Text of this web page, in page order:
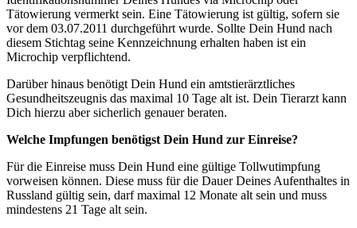
Tätowierung vermerkt sein. Eine Tätowierung ist gültig, sofern sie
vor dem 03.07.2011 durchgeführt wurde. Sollte Dein Hund nach
diesem Stichtag seine Kennzeichnung erhalten haben ist ein
Microchip verpflichtend.
Darüber hinaus benötigt Dein Hund ein amtstierärztliches
Gesundheitszeugnis das maximal 10 Tage alt ist. Dein Tierarzt kann
Dich hierzu aber sicherlich genauer beraten.
Welche Impfungen benötigst Dein Hund zur Einreise?
Für die Einreise muss Dein Hund eine gültige Tollwutimpfung
vorweisen können. Diese muss für die Dauer Deines Aufenthaltes in
Russland gültig sein, darf maximal 12 Monate alt sein und muss
mindestens 21 Tage alt sein.